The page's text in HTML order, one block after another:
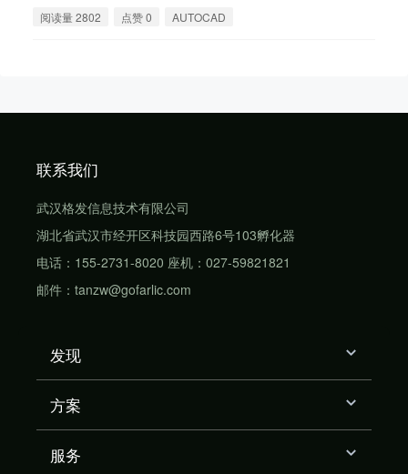
阅读量 2802 点赞 0 AUTOCAD
联系我们
武汉格发信息技术有限公司
湖北省武汉市经开区科技园西路6号103孵化器
电话：155-2731-8020 座机：027-59821821
邮件：tanzw@gofarlic.com
发现
方案
服务